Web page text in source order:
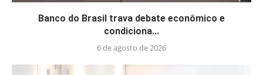
Banco do Brasil trava debate econômico e
condiciona...
6 de agosto de 2026